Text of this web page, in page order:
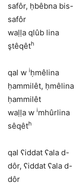
safôr, ḥbêbna bis-
safôr
waḷḷa qlûb lina
ştêqêth
qal w iḥmêlina
ḥammilêt, ḥmêlina
ḥammilêt
waḷḷa w imhûrlina
sêqêth
qal ʕiddat ʕala d-
dôr, ʕiddat ʕala d-
dôr